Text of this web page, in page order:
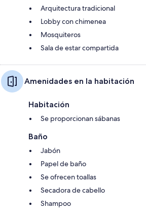
Arquitectura tradicional
Lobby con chimenea
Mosquiteros
Sala de estar compartida
Amenidades en la habitación
Habitación
Se proporcionan sábanas
Baño
Jabón
Papel de baño
Se ofrecen toallas
Secadora de cabello
Shampoo